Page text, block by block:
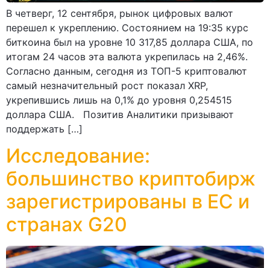
В четверг, 12 сентября, рынок цифровых валют
перешел к укреплению. Состоянием на 19:35 курс
биткоина был на уровне 10 317,85 доллара США, по
итогам 24 часов эта валюта укрепилась на 2,46%.
Согласно данным, сегодня из ТОП-5 криптовалют
самый незначительный рост показал XRP,
укрепившись лишь на 0,1% до уровня 0,254515
доллара США. Позитив Аналитики призывают
поддержать […]
Исследование:
большинство криптобирж
зарегистрированы в ЕС и
странах G20